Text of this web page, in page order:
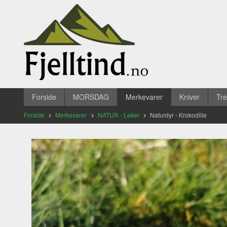
Produkter
Forside MORSDAG Merkevarer Kniver
Forside Merkevarer NATUR - Leker Naturdyr - Krokodille